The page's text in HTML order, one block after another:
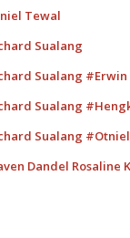
Tewal
Sualang
Sualang #Erwin
Sualang
Sualang
Dandel Rosaline